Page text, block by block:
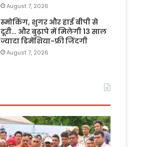
August 7, 2026
स्मोकिंग, शुगर और हाई बीपी से
दूरी… और बुढ़ापे में मिलेगी 13 साल
ज्यादा डिमेंशिया-फ्री जिंदगी
August 7, 2026